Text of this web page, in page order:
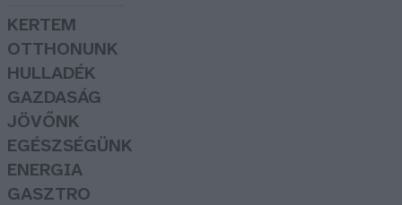
KERTEM
OTTHONUNK
HULLADÉK
GAZDASÁG
JÖVŐNK
EGÉSZSÉGÜNK
ENERGIA
GASZTRO